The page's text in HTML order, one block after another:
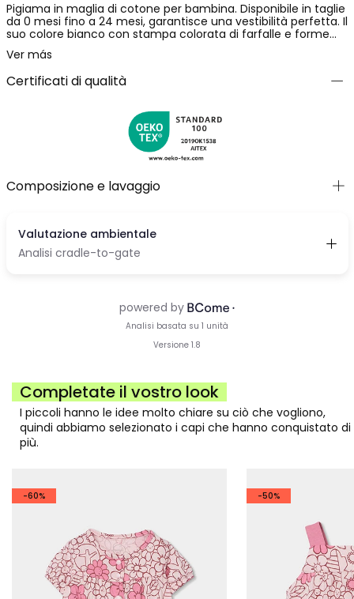
Pigiama in maglia di cotone per bambina. Disponibile in taglie
da 0 mesi fino a 24 mesi, garantisce una vestibilità perfetta. Il
suo colore bianco con stampa colorata di farfalle e forme
astratte aggiunge un tocco allegro e divertente. Le maniche
corte con volant offrono uno stile incantevole e fresco. Il
tessuto morbido di cotone assicura comodità per tutto il
giorno. Perfetto per i giorni caldi, questo pigiama combina
Ver más
Certificati di qualità
Composizione e lavaggio
Completate il vostro look
I piccoli hanno le idee molto chiare su ciò che vogliono,
quindi abbiamo selezionato i capi che hanno conquistato di
più.
-60% -50%